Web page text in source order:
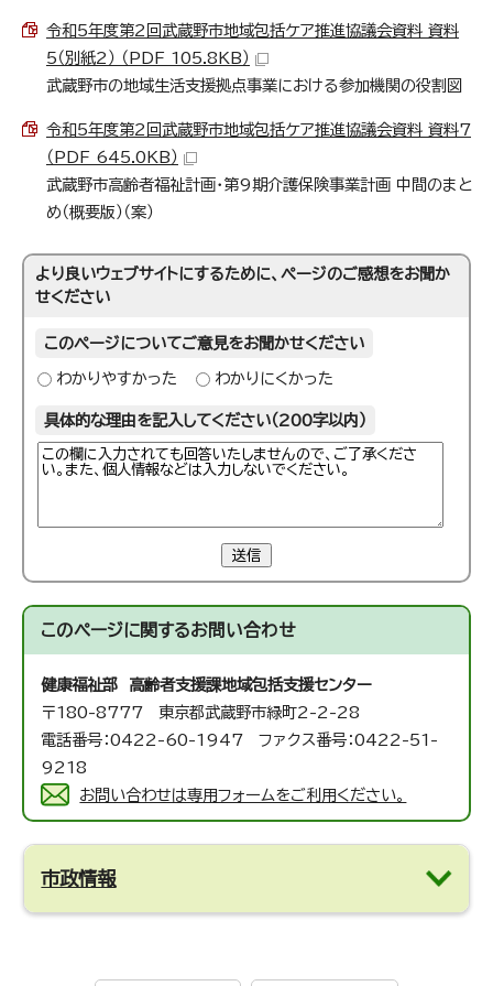
令和5年度第2回武蔵野市地域包括ケア推進協議会資料 資料
5（別紙2） （PDF 105.8KB）
武蔵野市の地域生活支援拠点事業における参加機関の役割図
令和5年度第2回武蔵野市地域包括ケア推進協議会資料 資料7
（PDF 645.0KB）
武蔵野市高齢者福祉計画・第9期介護保険事業計画 中間のまと
め（概要版）（案）
より良いウェブサイトにするために、ページのご感想をお聞か
せください
このページについてご意見をお聞かせください
わかりやすかった わかりにくかった
具体的な理由を記入してください（200字以内）
送信
このページに関するお問い合わせ
健康福祉部 高齢者支援課地域包括支援センター
〒180-8777 東京都武蔵野市緑町2-2-28
電話番号：0422-60-1947 ファクス番号：0422-51-
9218
お問い合わせは専用フォームをご利用ください。
市政情報